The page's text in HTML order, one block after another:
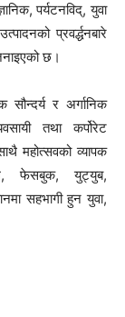
पर्यटनविद्, युवा
प्रवर्द्धनबारे
छ।
र अर्गानिक
तथा कर्पोरेट
महोत्सवको व्यापक
फेसबुक, युट्युब,
सहभागी हुन युवा,